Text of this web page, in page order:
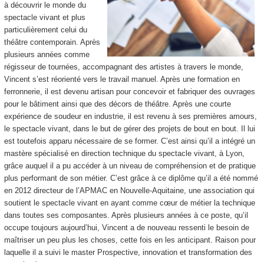
à découvrir le monde du
spectacle vivant et plus
particulièrement celui du
théâtre contemporain. Après
plusieurs années comme
régisseur de tournées, accompagnant des artistes à travers le monde,
Vincent s’est réorienté vers le travail manuel. Après une formation en
ferronnerie, il est devenu artisan pour concevoir et fabriquer des ouvrages
pour le bâtiment ainsi que des décors de théâtre. Après une courte
expérience de soudeur en industrie, il est revenu à ses premières amours,
le spectacle vivant, dans le but de gérer des projets de bout en bout. Il lui
est toutefois apparu nécessaire de se former. C’est ainsi qu’il a intégré un
mastère spécialisé en direction technique du spectacle vivant, à Lyon,
grâce auquel il a pu accéder à un niveau de compréhension et de pratique
plus performant de son métier. C’est grâce à ce diplôme qu’il a été nommé
en 2012 directeur de l’APMAC en Nouvelle-Aquitaine, une association qui
soutient le spectacle vivant en ayant comme cœur de métier la technique
dans toutes ses composantes. Après plusieurs années à ce poste, qu’il
occupe toujours aujourd’hui, Vincent a de nouveau ressenti le besoin de
maîtriser un peu plus les choses, cette fois en les anticipant. Raison pour
laquelle il a suivi le master Prospective, innovation et transformation des